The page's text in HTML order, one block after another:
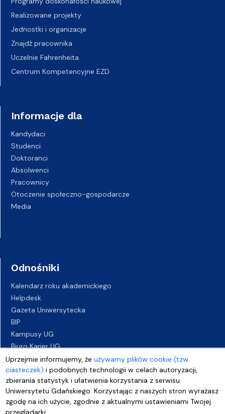
Uprzejmie informujemy, żeużywamy plików cookie (tzw.
ciasteczek) i podobnych technologii w celach autoryzacji,
zbierania statystyk i ułatwienia korzystania z serwisu
Uniwersytetu Gdańskiego. Korzystając z naszych stron wyrażasz
zgodę na ich użycie, zgodnie z aktualnymi ustawieniami Twojej
przeglądarki.
Realizowane projekty
Jednostki i organizacje
Znajdź pracownika
Uczelnie Fahrenheita
Centrum Kompetencyjne EZD
Informacje dla
Kandydaci
Studenci
Doktoranci
Absolwenci
Pracownicy
Otoczenie społeczno-gospodarcze
Media
Odnośniki
Kalendarz roku akademickiego
Helpdesk
Gazeta Uniwersytecka
BIP
Kampusy UG
Biuro Karier UG
Oferty pracy
Deklaracja dostępności